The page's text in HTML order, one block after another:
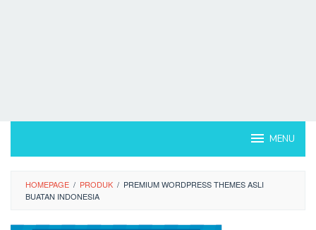
MENU
HOMEPAGE / PRODUK / PREMIUM WORDPRESS THEMES ASLI
BUATAN INDONESIA